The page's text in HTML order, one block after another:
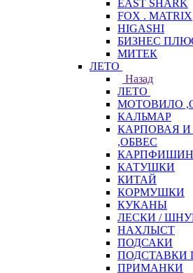
EAST SHARK
FOX . MATRIX
HIGASHI
БИЗНЕС
МИТЕК
ЛЕТО
Назад
ЛЕТО
МОТОВИЛО
КАЛЬМАР
КАРПОВАЯ
,ОБВЕС
КАТУШКИ
КИТАЙ
КОРМУШКИ
КУКАНЫ
ЛЕСКИ /
НАХЛЫСТ
ПОДСАКИ
ПОДСТАВКИ
ПРИМАНКИ